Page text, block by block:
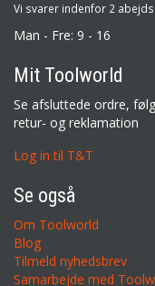
Vi svarer indenfor 2
Man - Fre: 9 - 16
Mit Toolworld
Se afsluttede ordre,
retur- og reklamation
Log in til T&T
Se også
Om Toolworld
Blog
Tilmeld nyhedsbrev
Samarbejde med